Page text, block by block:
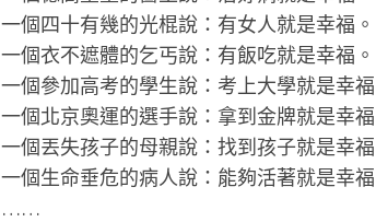
一個四十有幾的光棍說：有女人就是幸福。
一個衣不遮體的乞丐說：有飯吃就是幸福。
一個參加高考的學生說：考上大學就是幸福
一個北京奧運的選手說：拿到金牌就是幸福
一個丟失孩子的母親說：找到孩子就是幸福
一個生命垂危的病人說：能夠活著就是幸福
……